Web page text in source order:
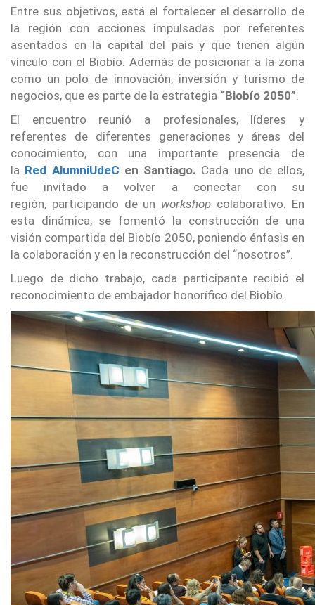
Entre sus objetivos, está el fortalecer el desarrollo de
la región con acciones impulsadas por referentes
asentados en la capital del país y que tienen algún
vínculo con el Biobío. Además de posicionar a la zona
como un polo de innovación, inversión y turismo de
negocios, que es parte de la estrategia “Biobío 2050”
El encuentro reunió a profesionales, líderes y
referentes de diferentes generaciones y áreas del
conocimiento, con una importante presencia de
la Red AlumniUdeC en Santiago. Cada uno de ellos,
fue invitado a volver a conectar con su
región, participando de un workshop colaborativo. En
esta dinámica, se fomentó la construcción de una
visión compartida del Biobío 2050, poniendo énfasis en
la colaboración y en la reconstrucción del “nosotros”.
Luego de dicho trabajo, cada participante recibió el
reconocimiento de embajador honorífico del Biobío.